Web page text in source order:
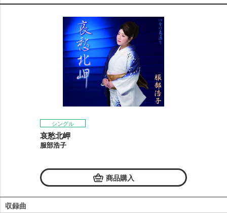
シングル
哀愁北岬
服部浩子
商品購入
収録曲